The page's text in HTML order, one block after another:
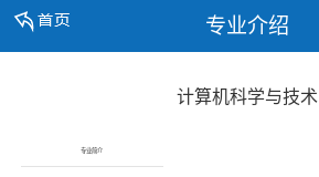
专业介绍
计算机科学与技术
专业简介